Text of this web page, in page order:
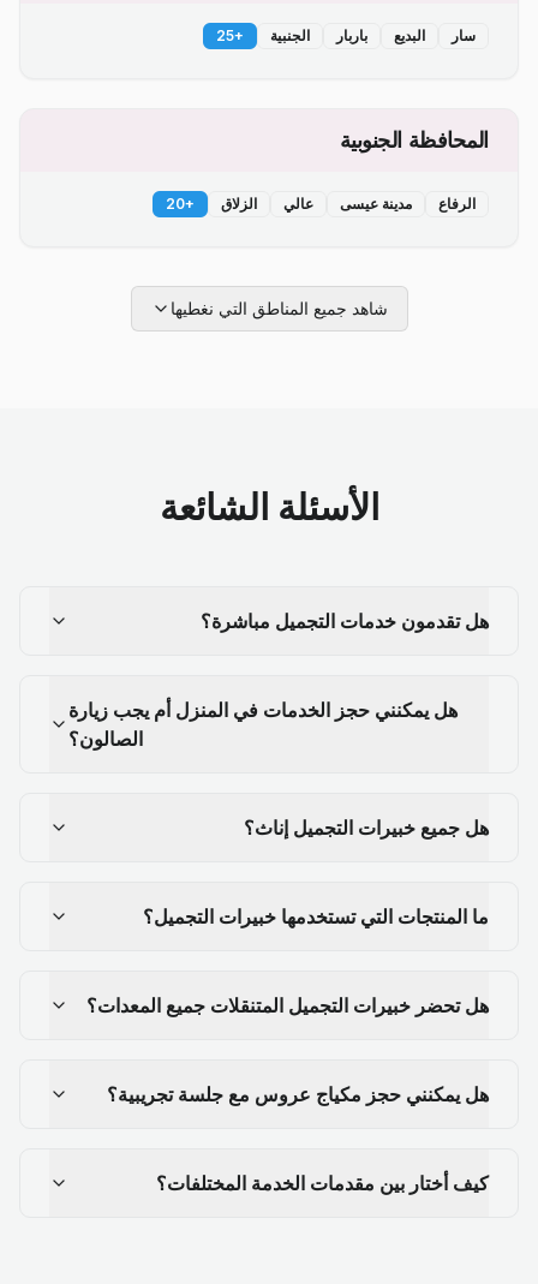
سار البديع باربار الجنبية +
25
المحافظة الجنوبية
الرفاع مدينة عيسى عالي الزلاق +
20
شاهد جميع المناطق التي نغطيها
الأسئلة الشائعة
هل تقدمون خدمات التجميل مباشرة؟
هل يمكنني حجز الخدمات في المنزل أم يجب زيارة
الصالون؟
هل جميع خبيرات التجميل إناث؟
ما المنتجات التي تستخدمها خبيرات التجميل؟
هل تحضر خبيرات التجميل المتنقلات جميع المعدات؟
هل يمكنني حجز مكياج عروس مع جلسة تجريبية؟
كيف أختار بين مقدمات الخدمة المختلفات؟